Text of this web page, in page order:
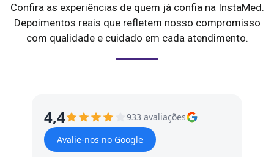
Confira as experiências de quem já confia na InstaMed.
Depoimentos reais que refletem nosso compromisso
com qualidade e cuidado em cada atendimento.
4,4
933 avaliações
Avalie-nos no Google